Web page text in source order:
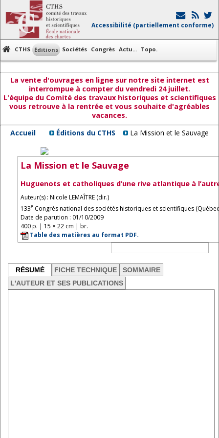
Accessibilité (partiellement conforme)
CTHS Éditions Sociétés Congrès Actu... Topo.
La vente d'ouvrages en ligne sur notre site internet est
interrompue à compter du vendredi 24 juillet.
L'équipe du Comité des travaux historiques et scientifiques
vous retrouve à la rentrée et vous souhaite d'agréables
vacances.
Accueil
Éditions du CTHS La Mission et le Sauvage
La Mission et le Sauvage
Huguenots et catholiques d’une rive atlantique à
Auteur(s) : Nicole LEMAÎTRE (dir.)
133e Congrès national des sociétés historiques et scientifiques
Date de parution : 01/10/2009
400 p. | 15 × 22 cm | br.
Table des matières au format PDF.
RÉSUMÉ FICHE TECHNIQUE
SOMMAIRE
L'AUTEUR ET SES PUBLICATIONS